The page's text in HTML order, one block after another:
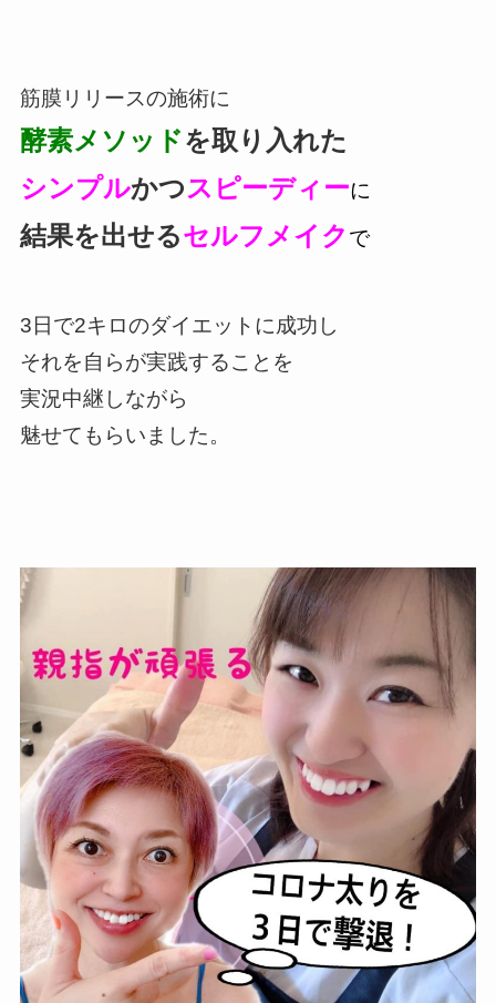
筋膜リリースの施術に
酵素メソッドを取り入れた
シンプルかつスピーディーに
結果を出せるセルフメイク で
3日で2キロのダイエットに成功し
それを自らが実践することを
実況中継しながら
魅せてもらいました。